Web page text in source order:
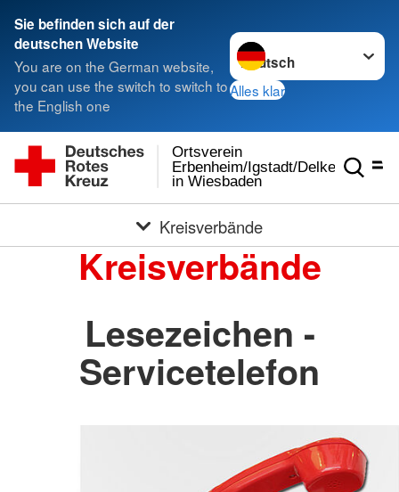
Sie befinden sich auf der
deutschen Website
You are on the German website,
you can use the switch to switch to
the English one
Sprache wechseln zu
Alles klar
in Wiesbaden
Erbenheim/Igstadt/Delkenheim
Ortsverein
Kreisverbände
Kreisverbände
Lesezeichen -
Servicetelefon